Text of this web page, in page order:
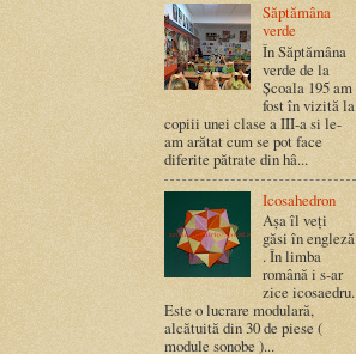
Săptămâna
verde
În Săptămâna
verde de la
Școala 195 am
fost în vizită la
copiii unei clase a III-a si le-
am arătat cum se pot face
diferite pătrate din hâ...
Icosahedron
Așa îl veți
găsi în engleză
. În limba
română i s-ar
zice icosaedru.
Este o lucrare modulară,
alcătuită din 30 de piese (
module sonobe )...